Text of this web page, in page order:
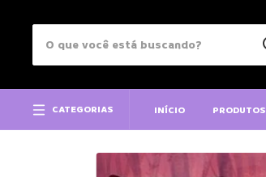
CATEGORIAS INÍCIO PRODUTOS